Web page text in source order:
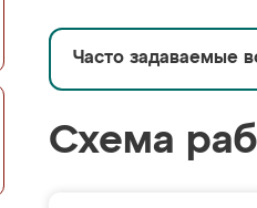
Часто задаваемые
Схема